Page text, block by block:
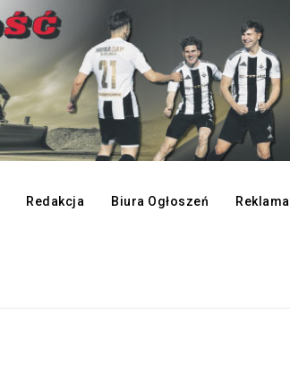
Redakcja Biura Ogłoszeń Reklama